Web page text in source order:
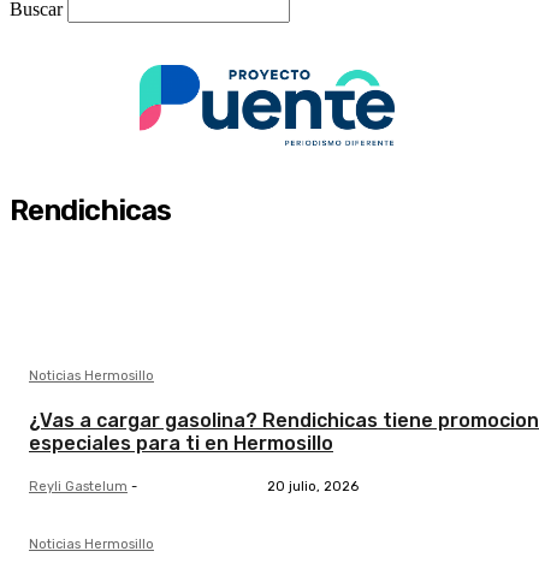
Buscar
Rendichicas
Noticias Hermosillo
¿Vas a cargar gasolina? Rendichicas tiene
especiales para ti en Hermosillo
Reyli Gastelum - 20 julio, 2026
Noticias Hermosillo